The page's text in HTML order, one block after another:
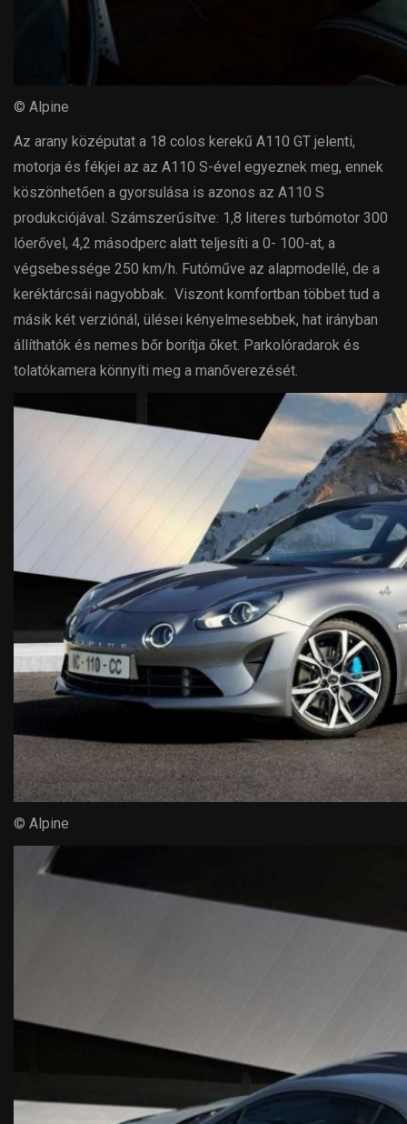
© Alpine
Az arany középutat a 18 colos kerekű A110 GT jelenti,
motorja és fékjei az az A110 S-ével egyeznek meg, ennek
köszönhetően a gyorsulása is azonos az A110 S
produkciójával. Számszerűsítve: 1,8 literes turbómotor 300
lóerővel, 4,2 másodperc alatt teljesíti a 0- 100-at, a
végsebessége 250 km/h. Futóműve az alapmodellé, de a
keréktárcsái nagyobbak. Viszont komfortban többet tud a
másik két verziónál, ülései kényelmesebbek, hat irányban
állíthatók és nemes bőr borítja őket. Parkolóradarok és
tolatókamera könnyíti meg a manőverezését.
© Alpine